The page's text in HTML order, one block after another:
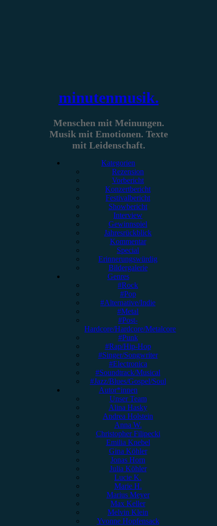
minutenmusik.
Menschen mit Meinungen.
Musik mit Emotionen. Texte
mit Leidenschaft.
Kategorien
Rezension
Vorbericht
Konzertbericht
Festivalbericht
Showbericht
Interview
Gewinnspiel
Jahresrückblick
Kommentar
Special
Erinnerungswürdig
Bildergalerie
Genres
#Rock
#Pop
#Alternative/Indie
#Metal
#Post-
Hardcore/Hardcore/Metalcore
#Punk
#Rap/Hip-Hop
#Singer/Songwriter
#Electronica
#Soundtrack/Musical
#Jazz/Blues/Gospel/Soul
Autor*innen
Unser Team
Alina Hasky
Andrea Holstein
Anna W.
Christopher Filipecki
Emilia Knebel
Gina Köhler
Jonas Horn
Julia Köhler
Lucie K.
Marie H.
Marius Meyer
Max Keller
Melvin Klein
Yvonne Hopfensack